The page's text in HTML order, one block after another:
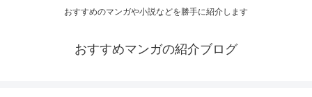
おすすめのマンガや小説などを勝手に紹介します
おすすめマンガの紹介ブログ